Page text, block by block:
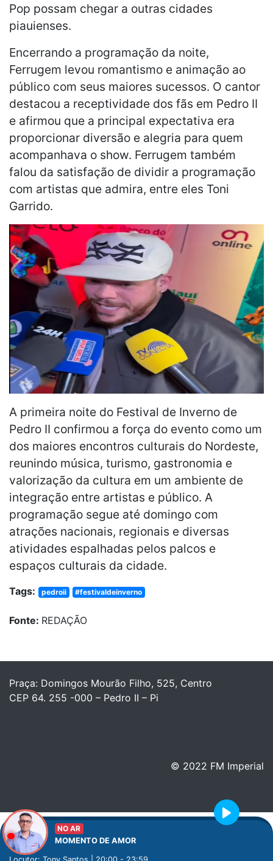
Pop possam chegar a outras cidades
piauienses.
Encerrando a programação da noite,
Ferrugem levou romantismo e animação ao
público com seus maiores sucessos. O cantor
destacou a receptividade dos fãs em Pedro II
e afirmou que a principal expectativa era
proporcionar diversão e alegria para quem
acompanhava o show. Ferrugem também
falou da satisfação de dividir a programação
com artistas que admira, entre eles Toni
Garrido.
A primeira noite do Festival de Inverno de
Pedro II confirmou a força do evento como um
dos maiores encontros culturais do Nordeste,
reunindo música, turismo, gastronomia e
valorização da cultura em um ambiente de
integração entre artistas e público. A
programação segue até domingo com
atrações nacionais, regionais e diversas
atividades espalhadas pelos palcos e
espaços culturais da cidade.
Tags: pedroii #festivaldeinverno
Fonte: REDAÇÃO
NO AR
MOMENTO DE AMOR
Play
Praça: Domingos Mourão Filho, 525, Centro
CEP 64. 255 -000 – Pedro II – Pi
© 2022 FM Imperial